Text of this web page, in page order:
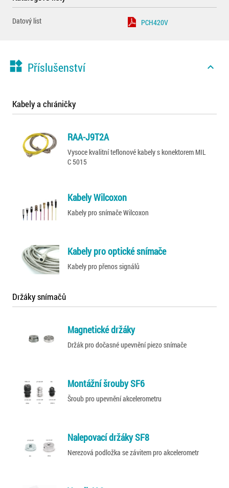
Datový list PCH420V
widgets Příslušenství expand_less
Kabely a chráničky
RAA-J9T2A
Vysoce kvalitní teflonové kabely s konektorem MIL
C 5015
Kabely Wilcoxon
Kabely pro snímače Wilcoxon
Kabely pro optické snímače
Kabely pro přenos signálů
Držáky snímačů
Magnetické držáky
Držák pro dočasné upevnění piezo snímače
Montážní šrouby SF6
Šroub pro upevnění akcelerometru
Nalepovací držáky SF8
Nerezová podložka se závitem pro akcelerometr